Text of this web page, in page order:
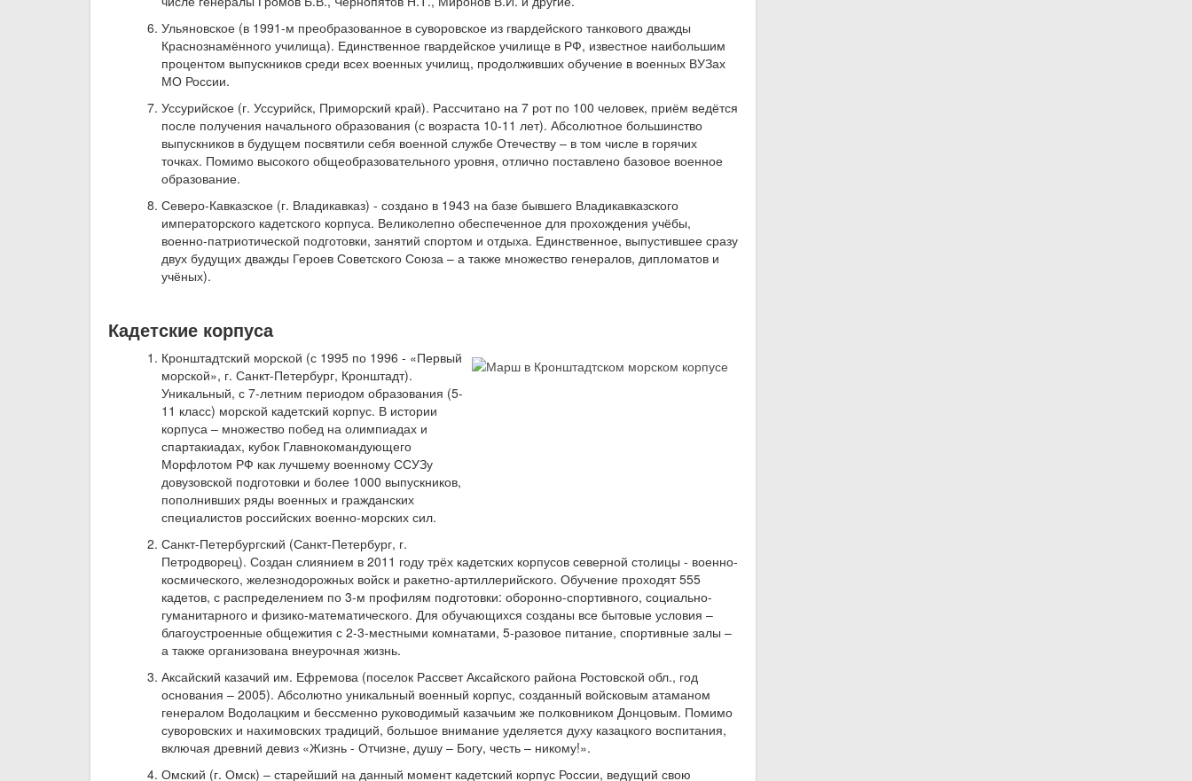
Ульяновское (в 1991-м преобразованное в суворовское из гвардейского танкового дважды
Краснознамённого училища). Единственное гвардейское училище в РФ, известное наибольшим
процентом выпускников среди всех военных училищ, продолживших обучение в военных ВУЗах
МО России.
Уссурийское (г. Уссурийск, Приморский край). Рассчитано на 7 рот по 100 человек, приём ведётся
после получения начального образования (с возраста 10-11 лет). Абсолютное большинство
выпускников в будущем посвятили себя военной службе Отечеству – в том числе в горячих
точках. Помимо высокого общеобразовательного уровня, отлично поставлено базовое военное
образование.
Северо-Кавказское (г. Владикавказ) - создано в 1943 на базе бывшего Владикавказского
императорского кадетского корпуса. Великолепно обеспеченное для прохождения учёбы,
военно-патриотической подготовки, занятий спортом и отдыха. Единственное, выпустившее сразу
двух будущих дважды Героев Советского Союза – а также множество генералов, дипломатов и
учёных).
Кадетские корпуса
Кронштадтский морской (с 1995 по 1996 - «Первый
морской», г. Санкт-Петербург, Кронштадт).
Уникальный, с 7-летним периодом образования (5-
11 класс) морской кадетский корпус. В истории
корпуса – множество побед на олимпиадах и
спартакиадах, кубок Главнокомандующего
Морфлотом РФ как лучшему военному ССУЗу
довузовской подготовки и более 1000 выпускников,
пополнивших ряды военных и гражданских
специалистов российских военно-морских сил.
Санкт-Петербургский (Санкт-Петербург, г.
Петродворец). Создан слиянием в 2011 году трёх кадетских корпусов северной столицы - военно-
космического, железнодорожных войск и ракетно-артиллерийского. Обучение проходят 555
кадетов, с распределением по 3-м профилям подготовки: оборонно-спортивного, социально-
гуманитарного и физико-математического. Для обучающихся созданы все бытовые условия –
благоустроенные общежития с 2-3-местными комнатами, 5-разовое питание, спортивные залы –
а также организована внеурочная жизнь.
Аксайский казачий им. Ефремова (поселок Рассвет Аксайского района Ростовской обл., год
основания – 2005). Абсолютно уникальный военный корпус, созданный войсковым атаманом
генералом Водолацким и бессменно руководимый казачьим же полковником Донцовым. Помимо
суворовских и нахимовских традиций, большое внимание уделяется духу казацкого воспитания,
включая древний девиз «Жизнь - Отчизне, душу – Богу, честь – никому!».
Омский (г. Омск) – старейший на данный момент кадетский корпус России, ведущий свою